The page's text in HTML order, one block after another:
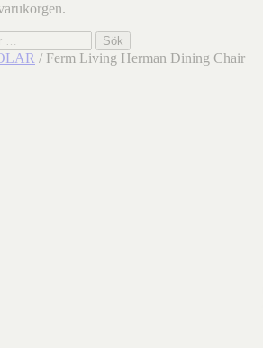
Sök
/ Ferm Living Herman Dining Chair